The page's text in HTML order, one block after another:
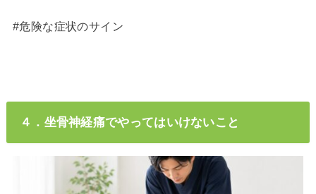
#危険な症状のサイン
４．坐骨神経痛でやってはいけないこと